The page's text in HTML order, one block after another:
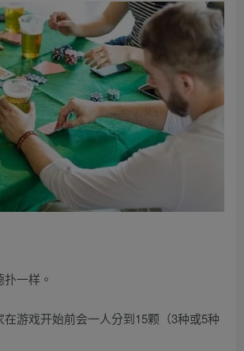
一样。
游戏开始前会一人分到15颗（3种或5种